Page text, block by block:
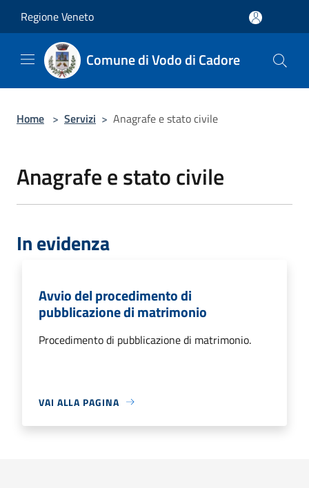
Regione Veneto
Comune di Vodo di Cadore
Home > Servizi > Anagrafe e stato civile
Anagrafe e stato civile
In evidenza
Avvio del procedimento di
pubblicazione di matrimonio
Procedimento di pubblicazione di matrimonio.
VAI ALLA PAGINA